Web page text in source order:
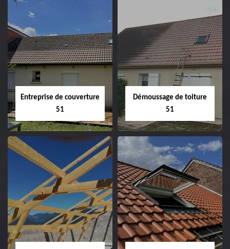
Entreprise de couverture
51
Entreprise de
couverture 51
Démoussage de toiture
51
Démoussage de
toiture 51